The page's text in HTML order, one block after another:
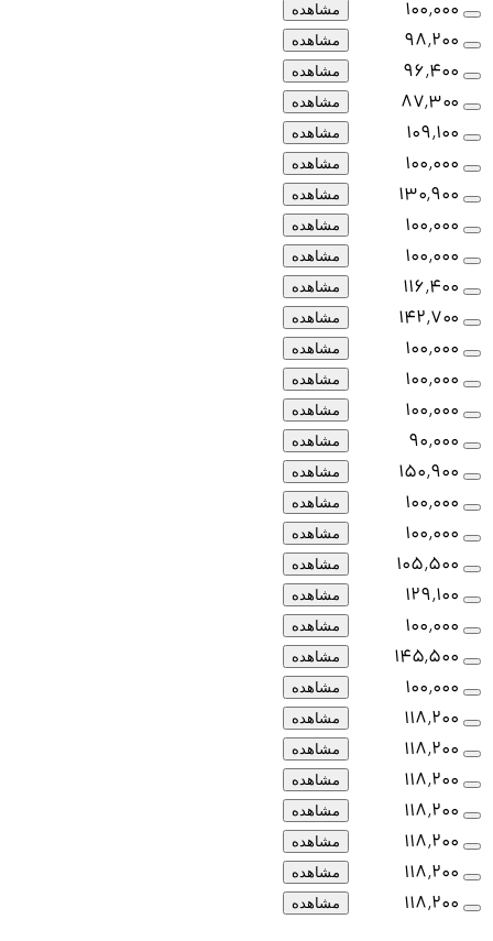
۱۰۰٬۰۰۰ مشاهده
۹۸٬۲۰۰ مشاهده
۹۶٬۴۰۰ مشاهده
۸۷٬۳۰۰ مشاهده
۱۰۹٬۱۰۰ مشاهده
۱۰۰٬۰۰۰ مشاهده
۱۳۰٬۹۰۰ مشاهده
۱۰۰٬۰۰۰ مشاهده
۱۰۰٬۰۰۰ مشاهده
۱۱۶٬۴۰۰ مشاهده
۱۴۲٬۷۰۰ مشاهده
۱۰۰٬۰۰۰ مشاهده
۱۰۰٬۰۰۰ مشاهده
۱۰۰٬۰۰۰ مشاهده
۹۰٬۰۰۰ مشاهده
۱۵۰٬۹۰۰ مشاهده
۱۰۰٬۰۰۰ مشاهده
۱۰۰٬۰۰۰ مشاهده
۱۰۵٬۵۰۰ مشاهده
۱۲۹٬۱۰۰ مشاهده
۱۰۰٬۰۰۰ مشاهده
۱۴۵٬۵۰۰ مشاهده
۱۰۰٬۰۰۰ مشاهده
۱۱۸٬۲۰۰ مشاهده
۱۱۸٬۲۰۰ مشاهده
۱۱۸٬۲۰۰ مشاهده
۱۱۸٬۲۰۰ مشاهده
۱۱۸٬۲۰۰ مشاهده
۱۱۸٬۲۰۰ مشاهده
۱۱۸٬۲۰۰ مشاهده